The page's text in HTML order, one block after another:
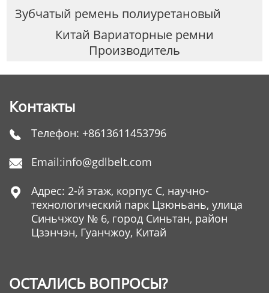
Зубчатый ремень полиуретановый
Китай Вариаторные ремни
Производитель
Контакты
 Телефон: +8613611453796
 Email:info@gdlbelt.com

Адрес: 2-й этаж, корпус C, научно-
технологический парк Цзюньань, улица
Синьчжоу № 6, город Синьтан, район
Цзэнчэн, Гуанчжоу, Китай
ОСТАЛИСЬ ВОПРОСЫ?